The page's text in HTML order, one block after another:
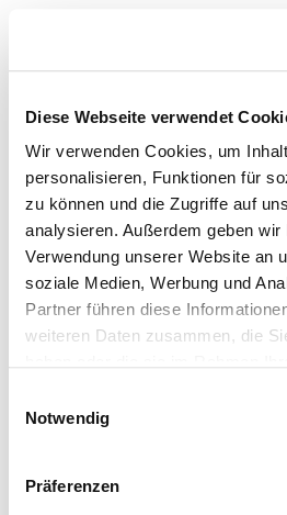
Diese Webseite verwendet
Wir verwenden Cookies, um
personalisieren, Funktionen für
zu können und die Zugriffe auf
analysieren. Außerdem geben
Verwendung unserer Website an
soziale Medien, Werbung und
Partner führen diese
weiteren Daten zusammen, die
Notwendig
Präferenzen